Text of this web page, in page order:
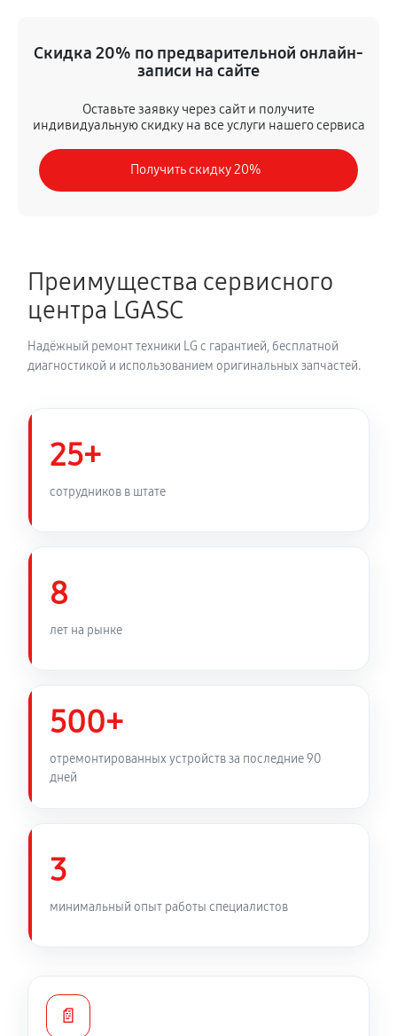
Замена мотор-компрессора
60 минут
Ремонт испарителя холодильника LG GN-B222SQCR
590 руб 60 минут
Устранение засора трубопровода
720 руб
Ремонт датчика морозильного отделения
Прочистка дренажной системы
Замена ТЭН холодильника LG GN-B222SQCR
450 руб
Замена электросхемы холодильника LG GN-
B222SQCR
Скидка 20% по предварительной онлайн-
записи на сайте
Оставьте заявку через сайт и получите
индивидуальную скидку на все услуги нашего сервиса
Получить скидку 20%
Преимущества сервисного
центра LGASC
Надёжный ремонт техники LG с гарантией, бесплатной
диагностикой и использованием оригинальных запчастей.
25+
сотрудников в штате
8
лет на рынке
500+
отремонтированных устройств за последние 90
дней
3
минимальный опыт работы специалистов
📄